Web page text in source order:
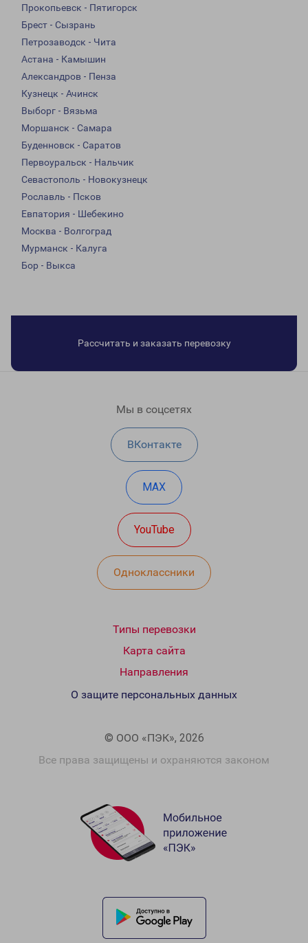
Прокопьевск - Пятигорск
Брест - Сызрань
Петрозаводск - Чита
Астана - Камышин
Александров - Пенза
Кузнецк - Ачинск
Выборг - Вязьма
Моршанск - Самара
Буденновск - Саратов
Первоуральск - Нальчик
Севастополь - Новокузнецк
Рославль - Псков
Евпатория - Шебекино
Москва - Волгоград
Мурманск - Калуга
Бор - Выкса
Рассчитать и заказать перевозку
Мы в соцсетях
ВКонтакте
MAX
YouTube
Одноклассники
Типы перевозки
Карта сайта
Направления
© ООО «ПЭК», 2026
Все права защищены и охраняются законом
О защите персональных данных